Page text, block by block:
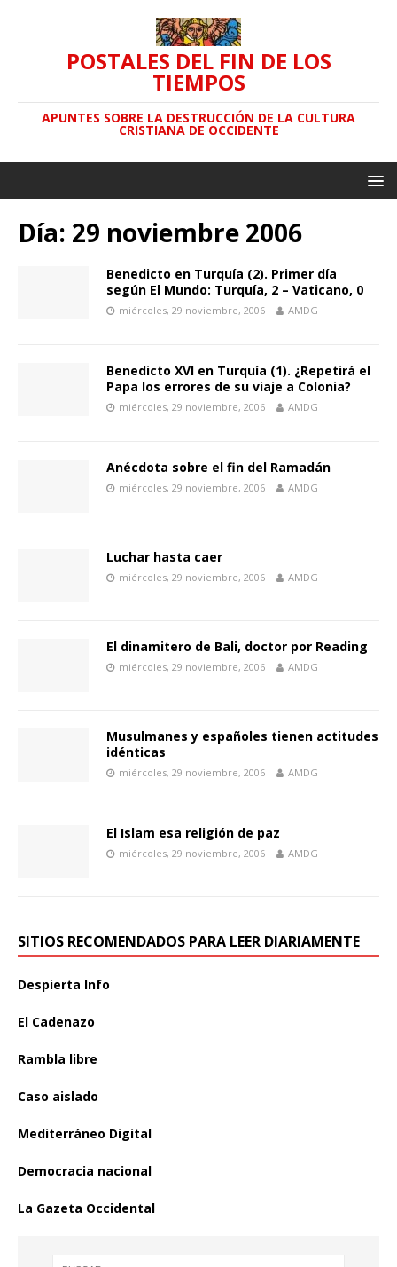
POSTALES DEL FIN DE LOS
TIEMPOS
APUNTES SOBRE LA DESTRUCCIÓN DE LA CULTURA
CRISTIANA DE OCCIDENTE
Día: 29 noviembre 2006
Benedicto en Turquía (2). Primer día
según El Mundo: Turquía, 2 – Vaticano, 0
miércoles, 29 noviembre, 2006 AMDG
Benedicto XVI en Turquía (1). ¿Repetirá el
Papa los errores de su viaje a Colonia?
miércoles, 29 noviembre, 2006 AMDG
Anécdota sobre el fin del Ramadán
miércoles, 29 noviembre, 2006 AMDG
Luchar hasta caer
miércoles, 29 noviembre, 2006 AMDG
El dinamitero de Bali, doctor por Reading
miércoles, 29 noviembre, 2006 AMDG
Musulmanes y españoles tienen actitudes
idénticas
miércoles, 29 noviembre, 2006 AMDG
El Islam esa religión de paz
miércoles, 29 noviembre, 2006 AMDG
SITIOS RECOMENDADOS PARA LEER DIARIAMENTE
Despierta Info
El Cadenazo
Rambla libre
Caso aislado
Mediterráneo Digital
Democracia nacional
La Gazeta Occidental